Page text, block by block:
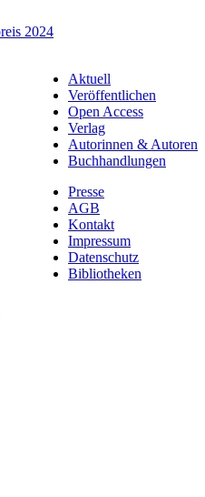
Aktuell
Veröffentlichen
Open Access
Verlag
Autorinnen & Autoren
Buchhandlungen
Presse
AGB
Kontakt
Impressum
Datenschutz
Bibliotheken